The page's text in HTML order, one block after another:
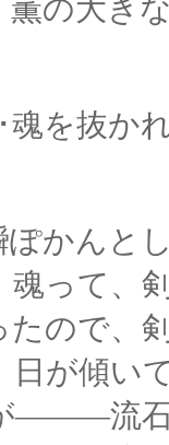
の大き
魂を抜
かんと
魂って
ので、
日が傾い
―――流